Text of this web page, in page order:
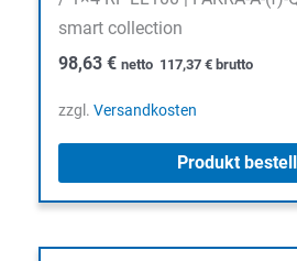
smart collection
98,63 € netto 117,37 € brutto
zzgl. Versandkosten
Produkt